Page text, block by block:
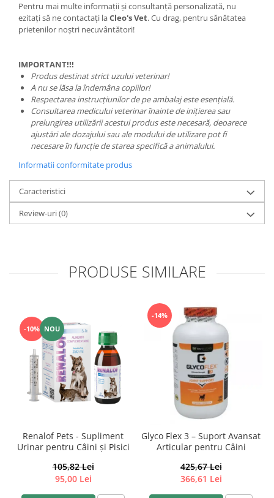
Pentru mai multe informații și consultanță personalizată, nu
ezitați să ne contactați laCleo's Vet. Cu drag, pentru sănătatea
prietenilor noștri necuvântători!
IMPORTANT!!!
Produs destinat strict uzului veterinar!
A nu se lăsa la îndemâna copiilor!
Respectarea instrucțiunilor de pe ambalaj este esențială.
Consultarea medicului veterinar înainte de inițierea sau
prelungirea utilizării acestui produs este necesară, deoarece
ajustări ale dozajului sau ale modului de utilizare pot fi
necesare în funcție de starea specifică a animalului.
Informatii conformitate produs
Caracteristici
Review-uri(0)
PRODUSE SIMILARE
-10% NOU
Renalof Pets - Supliment
Urinar pentru Câini și Pisici
105,82 Lei
95,00 Lei
-14%
Glyco Flex 3 – Suport Avansat
Articular pentru Câini
425,67 Lei
366,61 Lei